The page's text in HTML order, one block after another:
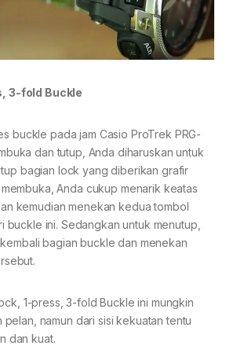
3-fold Buckle
buckle pada jam Casio ProTrek PRG-
dan tutup, Anda diharuskan untuk
bagian lock yang diberikan grafir
Anda cukup menarik keatas
kemudian menekan kedua tombol
buckle ini. Sedangkan untuk menutup,
bagian buckle dan menekan
1-press, 3-fold Buckle ini mungkin
namun dari sisi kekuatan tentu
dan kuat.